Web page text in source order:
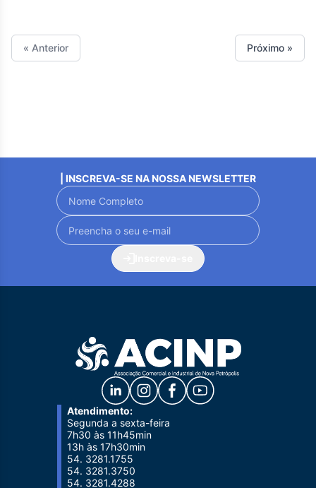
« Anterior Próximo »
| INSCREVA-SE NA NOSSA NEWSLETTER
Atendimento:
Segunda a sexta-feira
7h30 às 11h45min
13h às 17h30min
54. 3281.1755
54. 3281.3750
54. 3281.4288